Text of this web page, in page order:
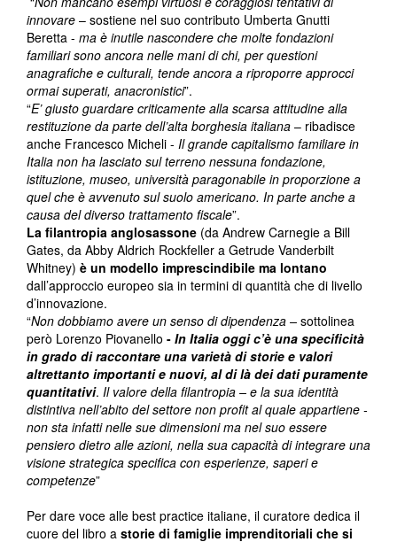
innovare – sostiene nel suo contributo Umberta Gnutti
Beretta - ma è inutile nascondere che molte fondazioni
familiari sono ancora nelle mani di chi, per questioni
anagrafiche e culturali, tende ancora a riproporre approcci
ormai superati, anacronistici”.
“E’ giusto guardare criticamente alla scarsa attitudine alla
restituzione da parte dell’alta borghesia italiana – ribadisce
anche Francesco Micheli - Il grande capitalismo familiare in
Italia non ha lasciato sul terreno nessuna fondazione,
istituzione, museo, università paragonabile in proporzione a
quel che è avvenuto sul suolo americano. In parte anche a
causa del diverso trattamento fiscale”.
La filantropia anglosassone (da Andrew Carnegie a Bill
Gates, da Abby Aldrich Rockfeller a Getrude Vanderbilt
Whitney) è un modello imprescindibile ma lontano
dall’approccio europeo sia in termini di quantità che di livello
d’innovazione.
“Non dobbiamo avere un senso di dipendenza – sottolinea
però Lorenzo Piovanello - In Italia oggi c’è una specificità
in grado di raccontare una varietà di storie e valori
altrettanto importanti e nuovi, al di là dei dati puramente
quantitativi. Il valore della filantropia – e la sua identità
distintiva nell’abito del settore non profit al quale appartiene -
non sta infatti nelle sue dimensioni ma nel suo essere
pensiero dietro alle azioni, nella sua capacità di integrare una
visione strategica specifica con esperienze, saperi e
competenze”
Per dare voce alle best practice italiane, il curatore dedica il
cuore del libro a storie di famiglie imprenditoriali che si